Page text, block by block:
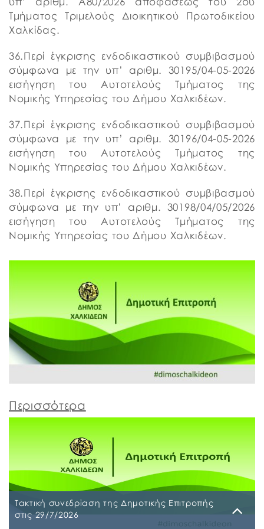
Τμήματος Τριμελούς Διοικητικού Πρωτοδικείου
Χαλκίδας.
36.Περί έγκρισης ενδοδικαστικού συμβιβασμού
σύμφωνα με την υπ’ αριθμ. 30195/04-05-2026
εισήγηση του Αυτοτελούς Τμήματος της
Νομικής Υπηρεσίας του Δήμου Χαλκιδέων.
37.Περί έγκρισης ενδοδικαστικού συμβιβασμού
σύμφωνα με την υπ’ αριθμ. 30196/04-05-2026
εισήγηση του Αυτοτελούς Τμήματος της
Νομικής Υπηρεσίας του Δήμου Χαλκιδέων.
38.Περί έγκρισης ενδοδικαστικού συμβιβασμού
σύμφωνα με την υπ’ αριθμ. 30198/04/05/2026
εισήγηση του Αυτοτελούς Τμήματος της
Νομικής Υπηρεσίας του Δήμου Χαλκιδέων.
Περισσότερα
Τακτική συνεδρίαση της Δημοτικής Επιτροπής
στις 29/7/2026